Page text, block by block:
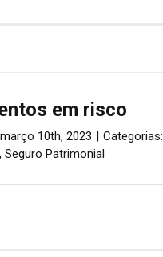
em risco
março 10th, 2023 | Categorias:
, Seguro Patrimonial